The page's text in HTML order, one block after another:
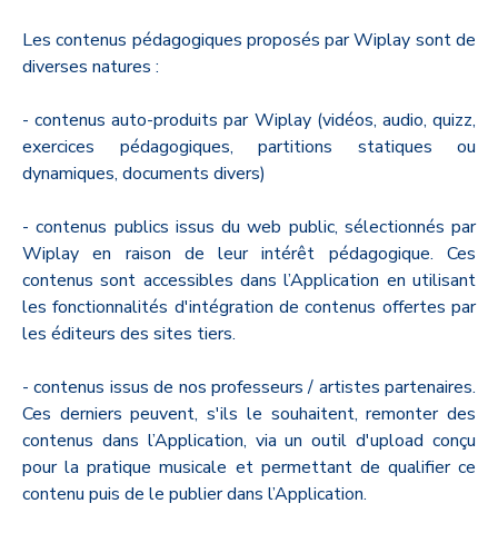
Les contenus pédagogiques proposés par Wiplay sont de
diverses natures :
- contenus auto-produits par Wiplay (vidéos, audio, quizz,
exercices pédagogiques, partitions statiques ou
dynamiques, documents divers)
- contenus publics issus du web public, sélectionnés par
Wiplay en raison de leur intérêt pédagogique. Ces
contenus sont accessibles dans l’Application en utilisant
les fonctionnalités d'intégration de contenus offertes par
les éditeurs des sites tiers.
- contenus issus de nos professeurs / artistes partenaires.
Ces derniers peuvent, s'ils le souhaitent, remonter des
contenus dans l’Application, via un outil d'upload conçu
pour la pratique musicale et permettant de qualifier ce
contenu puis de le publier dans l’Application.